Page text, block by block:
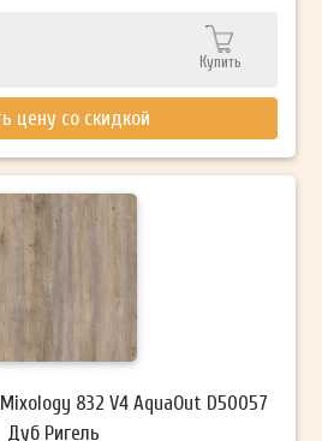
Купить
цену со скидкой
832 V4 AquaOut D50057
Дуб Ригель